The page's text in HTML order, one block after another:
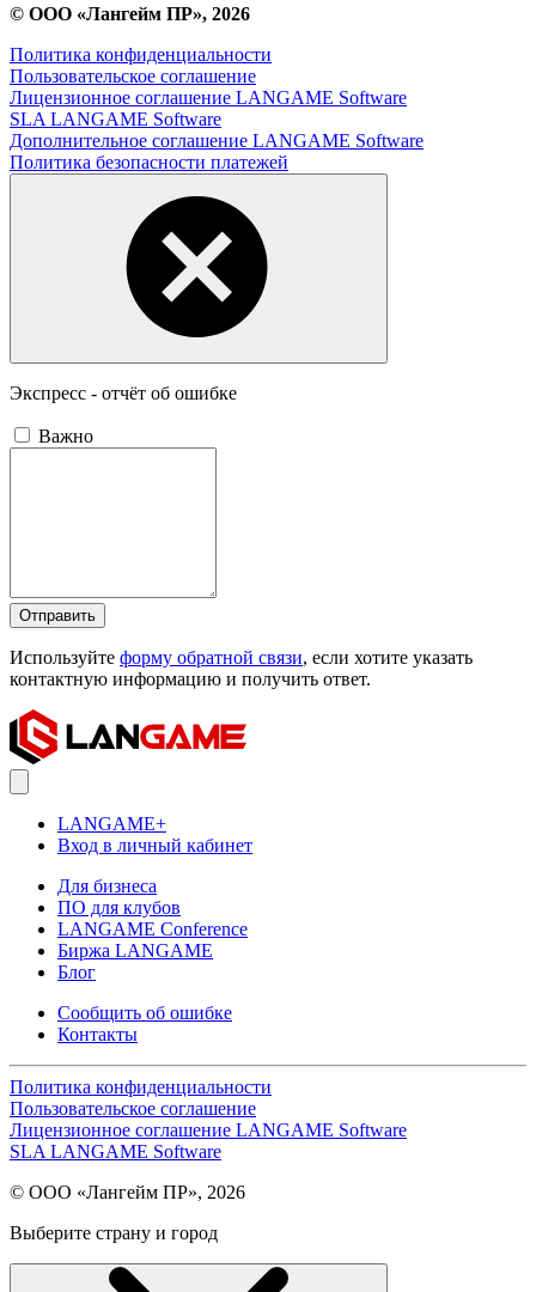
© ООО «Лангейм ПР», 2026
Политика конфиденциальности
Пользовательское соглашение
Лицензионное соглашение LANGAME Software
SLA LANGAME Software
Дополнительное соглашение LANGAME Software
Политика безопасности платежей
Экспресс - отчёт об ошибке
Важно
Отправить
Используйте форму обратной связи, если хотите указать
контактную информацию и получить ответ.
LANGAME+
Вход в личный кабинет
Для бизнеса
ПО для клубов
LANGAME Conference
Биржа LANGAME
Блог
Сообщить об ошибке
Контакты
Политика конфиденциальности
Пользовательское соглашение
Лицензионное соглашение LANGAME Software
SLA LANGAME Software
© ООО «Лангейм ПР», 2026
Выберите страну и город